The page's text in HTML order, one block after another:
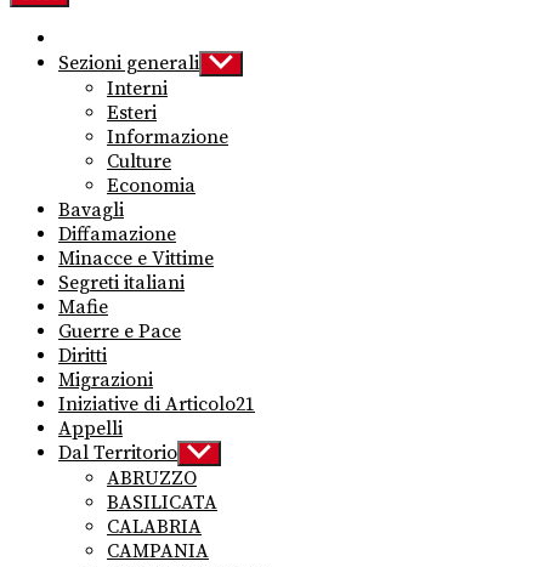
Sezioni generali Show
sub
Interni
Esteri
Informazione
Culture
Economia
Bavagli
Diffamazione
Minacce e Vittime
Segreti italiani
Mafie
Guerre e Pace
Diritti
Migrazioni
Iniziative di Articolo21
Appelli
Dal Territorio Show
sub
menu
ABRUZZO
BASILICATA
CALABRIA
CAMPANIA